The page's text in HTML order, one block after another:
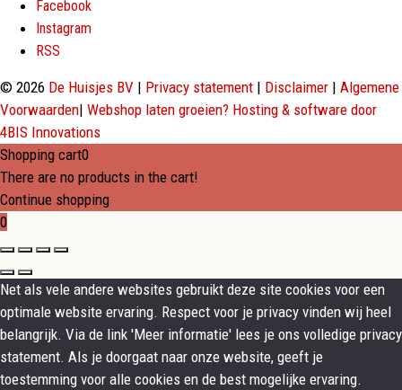
Facebook
Instagram
RSS
© 2026 De Huisjes BV | Privacy statement | Disclaimer | Algemene
Voorwaarden| Webshop laten groeien? Hosting & software door
4BIS Innovations
Shopping cart0
There are no products in the cart!
Continue shopping
0
Net als vele andere websites gebruikt deze site cookies voor een
optimale website ervaring. Respect voor je privacy vinden wij heel
belangrijk. Via de link 'Meer informatie' lees je ons volledige privacy
statement. Als je doorgaat naar onze website, geeft je
toestemming voor alle cookies en de best mogelijke ervaring.